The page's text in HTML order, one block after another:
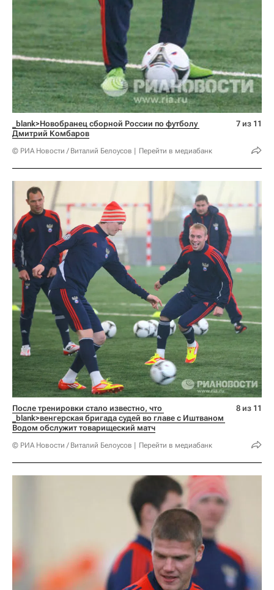
_blank>Новобранец сборной России по футболу
Дмитрий Комбаров
© РИА Новости / Виталий Белоусов Перейти в медиабанк
7 из 11
_blank>венгерская бригада судей во главе с Иштваном
Водом обслужит товарищеский матч
© РИА Новости / Виталий Белоусов Перейти в медиабанк
8 из 11